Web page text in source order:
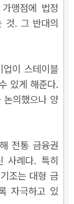
맹점에 법정
것. 그 반대의
이 스테이블
있게 해준다.
의했으나 양
전통 금융권
사례다. 특히
조는 대형 금
자극하고 있